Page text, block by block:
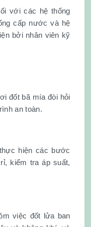
với các hệ thống
cấp nước và hệ
bởi nhân viên kỹ
đốt bã mía đòi hỏi
an toàn.
hiện các bước
kiểm tra áp suất,
việc đốt lửa ban